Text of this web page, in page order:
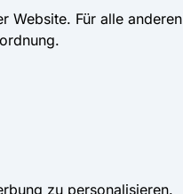
Website. Für alle anderen
zu personalisieren.